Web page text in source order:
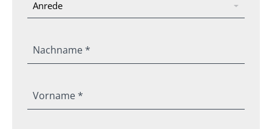
Nachname *
Vorname *